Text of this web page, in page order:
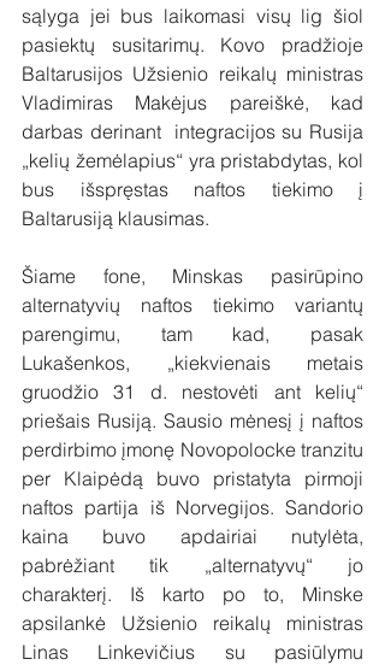
sąlyga jei bus laikomasi visų lig šiol
pasiektų susitarimų. Kovo pradžioje
Baltarusijos Užsienio reikalų ministras
Vladimiras Makėjus pareiškė, kad
darbas derinant  integracijos su Rusija
„kelių žemėlapius“ yra pristabdytas, kol
bus išspręstas naftos tiekimo į
Baltarusiją klausimas.
Šiame fone, Minskas pasirūpino
alternatyvių naftos tiekimo variantų
parengimu, tam kad, pasak
Lukašenkos, „kiekvienais metais
gruodžio 31 d. nestovėti ant kelių“
priešais Rusiją. Sausio mėnesį į naftos
perdirbimo įmonę Novopolocke tranzitu
per Klaipėdą buvo pristatyta pirmoji
naftos partija iš Norvegijos. Sandorio
kaina buvo apdairiai nutylėta,
pabrėžiant tik „alternatyvų“ jo
charakterį. Iš karto po to, Minske
apsilankė Užsienio reikalų ministras
Linas Linkevičius su pasiūlymu